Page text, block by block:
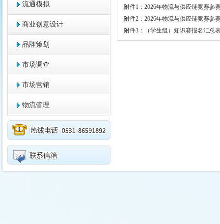
流通模拟
商业创意设计
品牌策划
市场调查
市场营销
物流管理
附件1：2026年物流与供应链竞赛参
附件2：2026年物流与供应链竞赛参
附件3：（学生组）知识赛报名汇总